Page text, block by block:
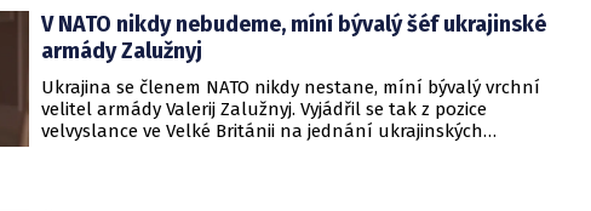
V NATO nikdy nebudeme, míní bývalý šéf ukrajinské
armády Zalužnyj
Ukrajina se členem NATO nikdy nestane, míní bývalý vrchní
velitel armády Valerij Zalužnyj. Vyjádřil se tak z pozice
velvyslance ve Velké Británii na jednání ukrajinských